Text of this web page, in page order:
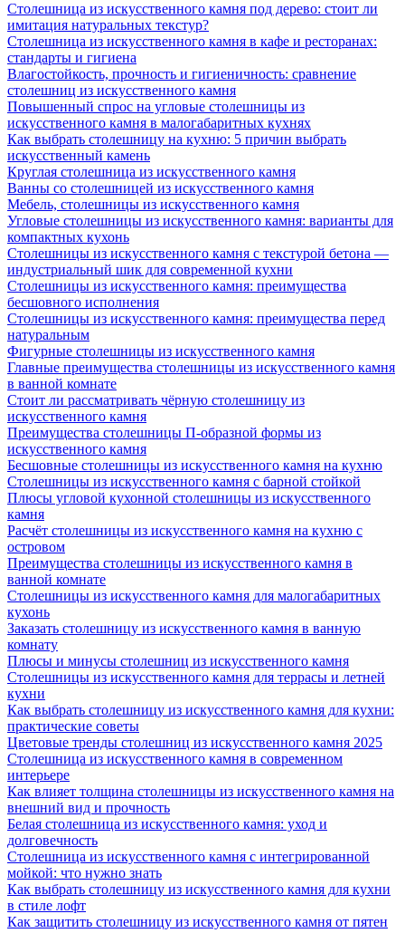
Столешница из искусственного камня под дерево: стоит ли
имитация натуральных текстур?
Столешница из искусственного камня в кафе и ресторанах:
стандарты и гигиена
Влагостойкость, прочность и гигиеничность: сравнение
столешниц из искусственного камня
Повышенный спрос на угловые столешницы из
искусственного камня в малогабаритных кухнях
Как выбрать столешницу на кухню: 5 причин выбрать
искусственный камень
Круглая столешница из искусственного камня
Ванны со столешницей из искусственного камня
Мебель, столешницы из искусственного камня
Угловые столешницы из искусственного камня: варианты для
компактных кухонь
Столешницы из искусственного камня с текстурой бетона —
индустриальный шик для современной кухни
Столешницы из искусственного камня: преимущества
бесшовного исполнения
Столешницы из искусственного камня: преимущества перед
натуральным
Фигурные столешницы из искусственного камня
Главные преимущества столешницы из искусственного камня
в ванной комнате
Стоит ли рассматривать чёрную столешницу из
искусственного камня
Преимущества столешницы П-образной формы из
искусственного камня
Бесшовные столешницы из искусственного камня на кухню
Столешницы из искусственного камня с барной стойкой
Плюсы угловой кухонной столешницы из искусственного
камня
Расчёт столешницы из искусственного камня на кухню с
островом
Преимущества столешницы из искусственного камня в
ванной комнате
Столешницы из искусственного камня для малогабаритных
кухонь
Заказать столешницу из искусственного камня в ванную
комнату
Плюсы и минусы столешниц из искусственного камня
Столешницы из искусственного камня для террасы и летней
кухни
Как выбрать столешницу из искусственного камня для кухни:
практические советы
Цветовые тренды столешниц из искусственного камня 2025
Столешница из искусственного камня в современном
интерьере
Как влияет толщина столешницы из искусственного камня на
внешний вид и прочность
Белая столешница из искусственного камня: уход и
долговечность
Столешница из искусственного камня с интегрированной
мойкой: что нужно знать
Как выбрать столешницу из искусственного камня для кухни
в стиле лофт
Как защитить столешницу из искусственного камня от пятен